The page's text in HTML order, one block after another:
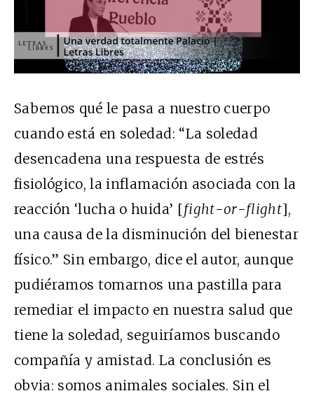
Sabemos qué le pasa a nuestro cuerpo
cuando está en soledad: “La soledad
desencadena una respuesta de estrés
fisiológico, la inflamación asociada con la
reacción ‘lucha o huida’ [fight-or-flight],
una causa de la disminución del bienestar
físico.” Sin embargo, dice el autor, aunque
pudiéramos tomarnos una pastilla para
remediar el impacto en nuestra salud que
tiene la soledad, seguiríamos buscando
compañía y amistad. La conclusión es
obvia: somos animales sociales. Sin el